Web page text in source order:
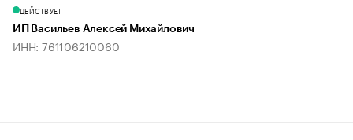
ДЕЙСТВУЕТ
ИП Васильев Алексей Михайлович
ИНН: 761106210060